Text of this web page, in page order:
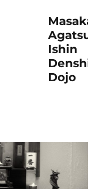
Agatsu
Ishin
Denshin
Dojo